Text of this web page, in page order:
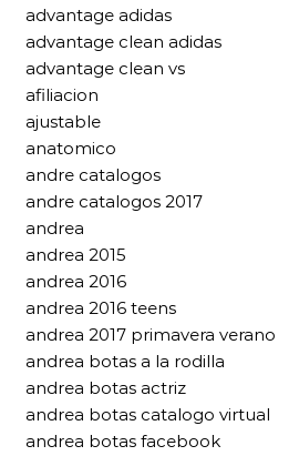
advantage adidas
advantage clean adidas
advantage clean vs
afiliacion
ajustable
anatomico
andre catalogos
andre catalogos 2017
andrea
andrea 2015
andrea 2016
andrea 2016 teens
andrea 2017 primavera verano
andrea botas a la rodilla
andrea botas actriz
andrea botas catalogo virtual
andrea botas facebook